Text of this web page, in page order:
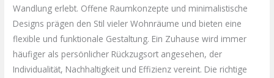
Wandlung erlebt. Offene Raumkonzepte und minimalistische
Designs prägen den Stil vieler Wohnräume und bieten eine
flexible und funktionale Gestaltung. Ein Zuhause wird immer
häufiger als persönlicher Rückzugsort angesehen, der
Individualität, Nachhaltigkeit und Effizienz vereint. Die richtige